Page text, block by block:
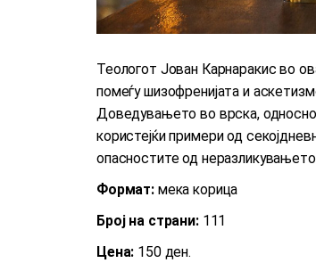
Теологот Јован Карнаракис во
помеѓу шизофренијата и
Доведувањето во врска, односно
користејќи примери од
опасностите од
Формат: мека корица
Број на страни: 111
Цена: 150 ден.